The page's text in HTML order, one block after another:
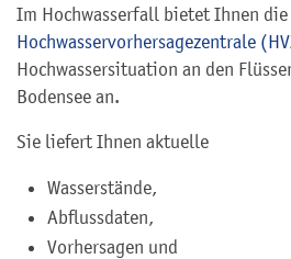
Im Hochwasserfall bietet Ihnen die
Hochwasservorhersagezentrale
Hochwassersituation an den
Bodensee an.
Sie liefert Ihnen aktuelle
Wasserstände,
Abflussdaten,
Vorhersagen und